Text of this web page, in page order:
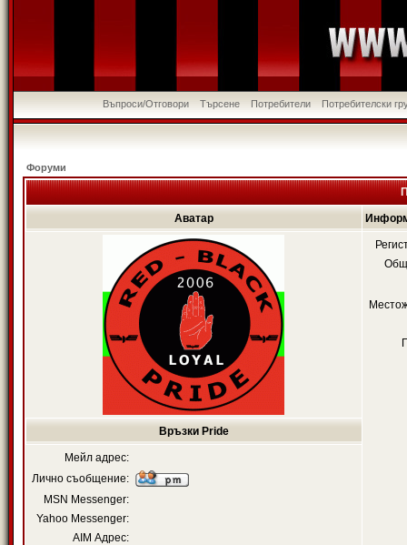
Въпроси/Отговори Търсене Потребители Потребителски
Форуми
Аватар
Връзки Pride
Мейл адрес:
Лично съобщение:
MSN Messenger:
Yahoo Messenger:
AIM Адрес: